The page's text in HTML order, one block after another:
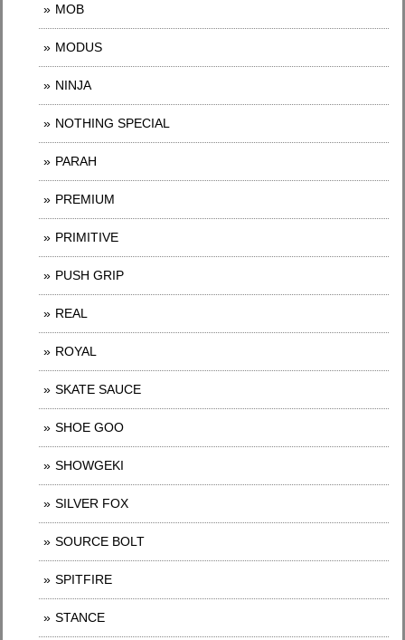
MOB
MODUS
NINJA
NOTHING SPECIAL
PARAH
PREMIUM
PRIMITIVE
PUSH GRIP
REAL
ROYAL
SKATE SAUCE
SHOE GOO
SHOWGEKI
SILVER FOX
SOURCE BOLT
SPITFIRE
STANCE